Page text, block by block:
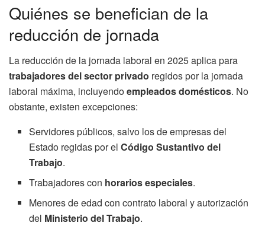
Quiénes se benefician de la
reducción de jornada
La reducción de la jornada laboral en 2025 aplica para
trabajadores del sector privado regidos por la jornada
laboral máxima, incluyendoempleados domésticos. No
obstante, existen excepciones:
Servidores públicos, salvo los de empresas del
Estado regidas por elCódigo Sustantivo del
Trabajo.
Trabajadores con horarios especiales.
Menores de edad con contrato laboral y autorización
del Ministerio del Trabajo.